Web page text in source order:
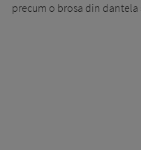
precum o brosa din